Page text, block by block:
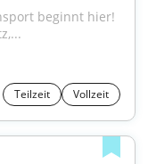
beginnt hier!
Teilzeit Vollzeit